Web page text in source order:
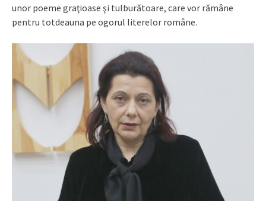
unor poeme graţioase şi tulburătoare, care vor rămâne
pentru totdeauna pe ogorul literelor române.